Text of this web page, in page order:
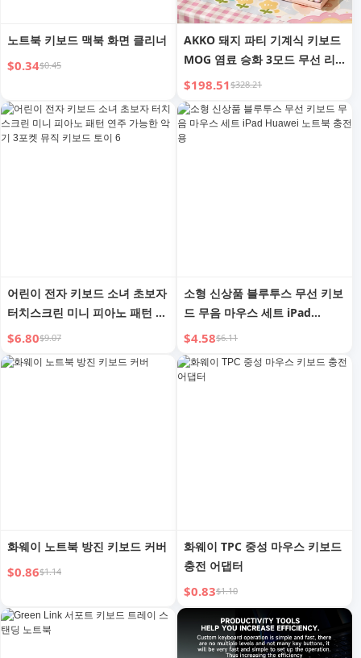
노트북 키보드 맥북 화면 클리너
$0.34$0.45
AKKO 돼지 파티 기계식 키보드
MOG 염료 승화 3모드 무선 리
틀 마토레트 게이밍 오피스 범용
키보드
$198.51$328.21
어린이 전자 키보드 소녀 초보자
터치스크린 미니 피아노 패턴 연
주 가능한 악기 3포켓 뮤직 키보
드 토이 6
$6.80$9.07
소형 신상품 블루투스 무선 키보
드 무음 마우스 세트 iPad
Huawei 노트북 충전용
$4.58$6.11
화웨이 노트북 방진 키보드 커버
$0.86$1.14
화웨이 TPC 중성 마우스 키보드
충전 어댑터
$0.83$1.10